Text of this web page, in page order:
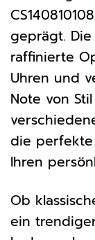
geprägt.
raffinierte
Uhren und
Note von
die
Ihren
Ob
ein